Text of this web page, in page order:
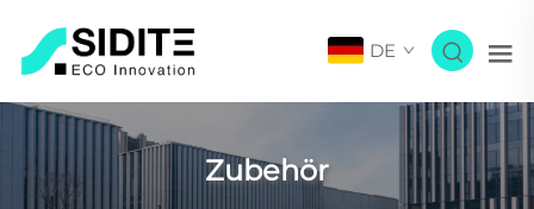
DE
Zubehör